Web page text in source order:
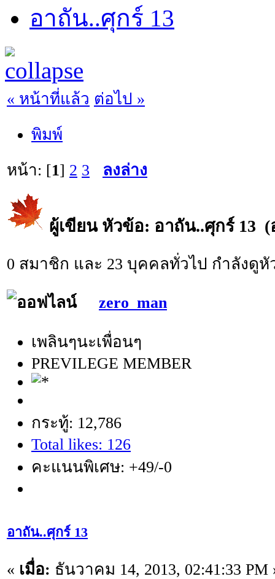
อาถัน..ศุกร์ 13
« หน้าที่แล้ว ต่อไป »
พิมพ์
หน้า: [1] 2 3 ลงล่าง
ผู้เขียนหัวข้อ: อาถัน..ศุกร์ 13 (
0 สมาชิก และ 23 บุคคลทั่วไป กำลังดู
zero_man
เพลินๆนะเพื่อนๆ
PREVILEGE MEMBER
กระทู้: 12,786
Total likes: 126
คะแนนพิเศษ: +49/-0
อาถัน..ศุกร์ 13
« เมื่อ: ธันวาคม 14, 2013, 02:41:33 PM